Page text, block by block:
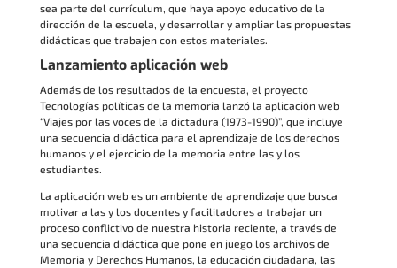
sea parte del currículum, que haya apoyo educativo de la
dirección de la escuela, y desarrollar y ampliar las propuestas
didácticas que trabajen con estos materiales.
Lanzamiento aplicación web
Además de los resultados de la encuesta, el proyecto
Tecnologías políticas de la memoria lanzó la aplicación web
“Viajes por las voces de la dictadura (1973-1990)”, que incluye
una secuencia didáctica para el aprendizaje de los derechos
humanos y el ejercicio de la memoria entre las y los
estudiantes.
La aplicación web es un ambiente de aprendizaje que busca
motivar a las y los docentes y facilitadores a trabajar un
proceso conflictivo de nuestra historia reciente, a través de
una secuencia didáctica que pone en juego los archivos de
Memoria y Derechos Humanos, la educación ciudadana, las